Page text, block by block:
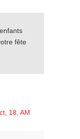
fête
18, AM